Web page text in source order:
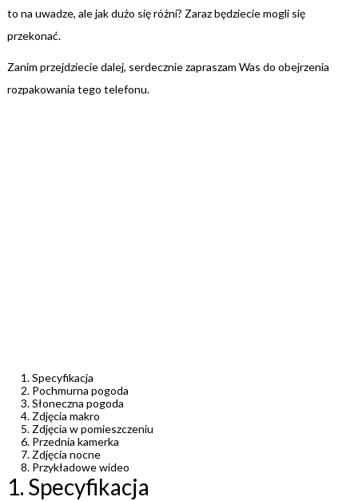
to na uwadze, ale jak dużo się różni? Zaraz będziecie mogli się
przekonać.
Zanim przejdziecie dalej, serdecznie zapraszam Was do obejrzenia
rozpakowania tego telefonu.
Specyfikacja
Pochmurna pogoda
Słoneczna pogoda
Zdjęcia makro
Zdjęcia w pomieszczeniu
Przednia kamerka
Zdjęcia nocne
Przykładowe wideo
1. Specyfikacja